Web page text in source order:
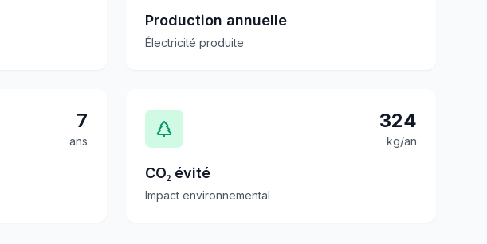
Production annuelle
Électricité produite
7
ans
324
kg/an
CO₂ évité
Impact environnemental